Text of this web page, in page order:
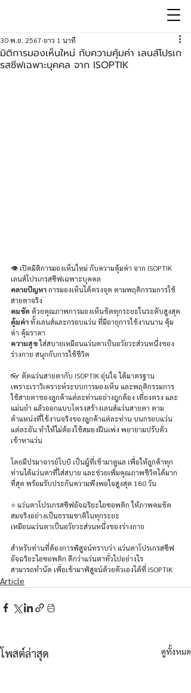
มิติการมองเห็นใหม่ กับความคุ้มค่า เลนส์โปรเก
รสซีฟเฉพาะบุคคล จาก ISOPTIK
30 พ.ย. 2567 ยาว 1 นาที
👁️ เปิดมิติการมองเห็นใหม่ กับความคุ้มค่า จาก ISOPTIK
เลนส์โปรเกรสซีฟเฉพาะบุคคล
คลายปัญหา การมองเห็นได้ตรงจุด ตามพฤติกรรมการใช้
สายตาจริง
คมชัด ด้วยคุณภาพการมองเห็นชัดทุกระยะในระดับสูงสุด
คุ้มค่า ทั้งเลนส์และกรอบแว่น ที่มีอายุการใช้งานนาน คุ้ม
ค่า คุ้มราคา
ความสุข ใส่สบายเหมือนแว่นตาเป็นอวัยวะส่วนหนึ่งของ
ร่างกาย สนุกกับการใช้ชีวิต
👓 ตัดแว่นสายตากับ ISOPTIK อุ่นใจ ได้มาตรฐาน
เพราะเราวิเคราะห์ระบบการมองเห็น และพฤติกรรมการ
ใช้สายตาของลูกค้าแต่ละท่านอย่างถูกต้อง เที่ยงตรง และ
แม่นยำ แล้วออกแบบโครงสร้างเลนส์แว่นสายตา ตาม
ตำแหน่งที่ใช้งานจริงของลูกค้าแต่ละท่าน บนกรอบแว่น
แต่ละอัน ทำให้ไม่ต้องใช้สมองฝืนเพ่ง พยายามปรับตัว
เข้าหาแว่น
โดยมีปรมาจารย์โบบิ เป็นผู้ที่เข้ามาดูแล เพื่อให้ลูกค้าทุก
ท่านได้แว่นตาที่ใส่สบาย และช่วยเพิ่มคุณภาพชีวิตได้มาก
ที่สุด พร้อมรับประกันความพึงพอใจสูงสุด 180 วัน
⭐️ แว่นตาโปรเกรสซีฟอัจฉริยะไอซอพติก ให้ภาพคมชัด
สมจริงอย่างเป็นธรรมชาติในทุกระยะ
เหมือนแว่นตาเป็นอวัยวะส่วนหนึ่งของร่างกาย
สำหรับท่านที่ต้องการพิสูจน์ทราบว่า แว่นตาโปรเกรสซีฟ
อัจฉริยะไอซอพติก ดีกว่าแว่นตาทั่วไปอย่างไร
สามารถทำนัด เพื่อเข้ามาพิสูจน์ด้วยตัวเองได้ที่ ISOPTIK
Article
โพสต์ล่าสุด ดูทั้งหมด